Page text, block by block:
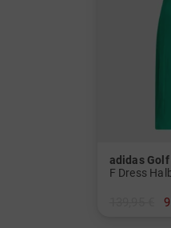
adidas
F Dress